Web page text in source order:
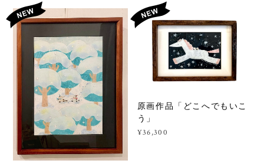
原画作品「どこへでもいこ
う」
¥36,300